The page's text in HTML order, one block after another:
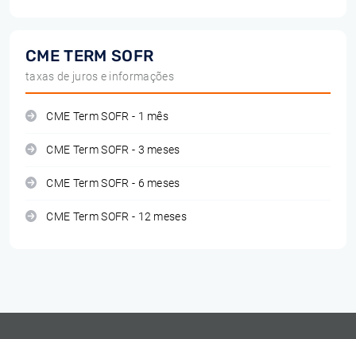
CME TERM SOFR
taxas de juros e informações
CME Term SOFR - 1 mês
CME Term SOFR - 3 meses
CME Term SOFR - 6 meses
CME Term SOFR - 12 meses